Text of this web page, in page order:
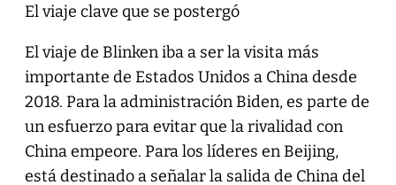
El viaje clave que se postergó
El viaje de Blinken iba a ser la visita más
importante de Estados Unidos a China desde
2018. Para la administración Biden, es parte de
un esfuerzo para evitar que la rivalidad con
China empeore. Para los líderes en Beijing,
está destinado a señalar la salida de China del